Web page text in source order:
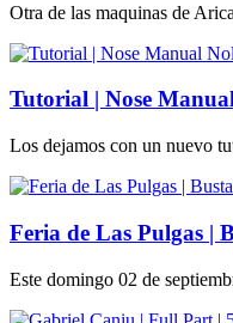
Otra de las maquinas de
Tutorial | Nose
Los dejamos con un nuevo
Feria de Las Pulgas |
Este domingo 02 de